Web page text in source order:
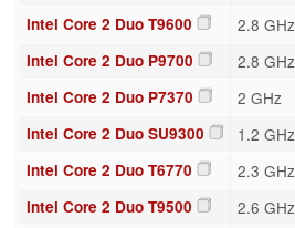
Intel Core 2 Duo T9600 2.8 GHz
Intel Core 2 Duo P9700 2.8 GHz
Intel Core 2 Duo P7370 2 GHz
Intel Core 2 Duo SU9300 1.2 GHz
Intel Core 2 Duo T6770 2.3 GHz
Intel Core 2 Duo T9500 2.6 GHz